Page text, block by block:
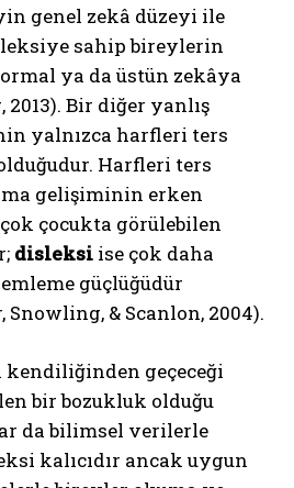
genel zekâ düzeyi ile
sahip bireylerin
ya da üstün zekâya
Bir diğer yanlış
yalnızca harfleri ters
Harfleri ters
gelişiminin erken
çocukta görülebilen
disleksi ise çok daha
güçlüğüdür
& Scanlon, 2004).
geçeceği
bir bozukluk olduğu
da bilimsel verilerle
kalıcıdır ancak uygun